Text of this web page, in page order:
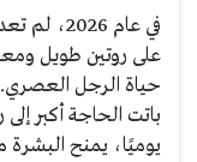
في عام
على روتين طويل
حياة الرجل
يوميًا، يمنح